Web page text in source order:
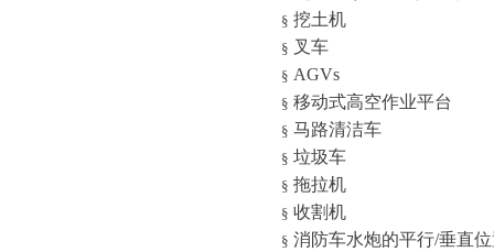
§ 挖土机
§ 叉车
§ AGVs
§ 移动式高空作业平台
§ 马路清洁车
§ 垃圾车
§ 拖拉机
§ 收割机
§ 消防车水炮的平行/垂直